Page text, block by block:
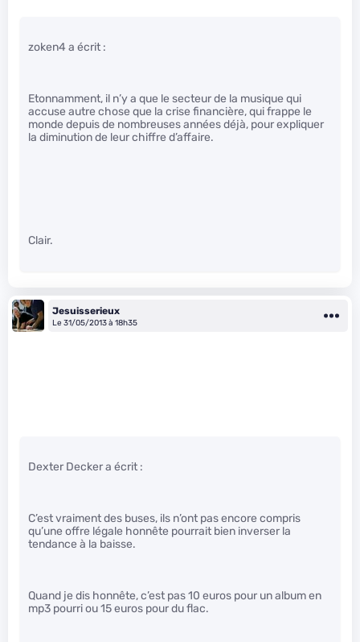
zoken4 a écrit :
Etonnamment, il n’y a que le secteur de la musique qui
accuse autre chose que la crise financière, qui frappe le
monde depuis de nombreuses années déjà, pour expliquer
la diminution de leur chiffre d’affaire.
Clair.
Jesuisserieux
Le 31/05/2013 à 18h35
Dexter Decker a écrit :
C’est vraiment des buses, ils n’ont pas encore compris
qu’une offre légale honnête pourrait bien inverser la
tendance à la baisse.
Quand je dis honnête, c’est pas 10 euros pour un album en
mp3 pourri ou 15 euros pour du flac.